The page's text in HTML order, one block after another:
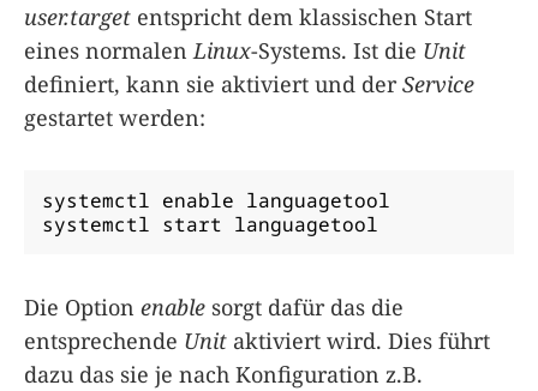
user.target entspricht dem klassischen Start
eines normalen Linux-Systems. Ist die Unit
definiert, kann sie aktiviert und derService
gestartet werden:
systemctl enable languagetool
systemctl start languagetool
Die Option enable sorgt dafür das die
entsprechende Unit aktiviert wird. Dies führt
dazu das sie je nach Konfiguration z.B.